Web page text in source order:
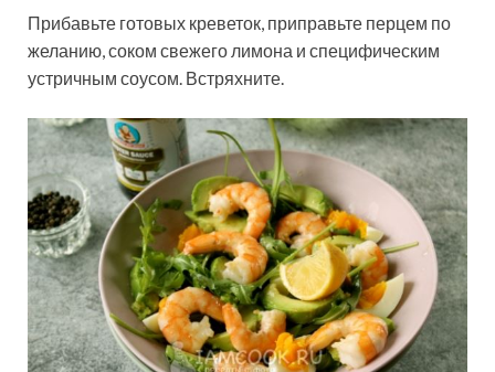
Прибавьте готовых креветок, приправьте перцем по
желанию, соком свежего лимона и специфическим
устричным соусом. Встряхните.